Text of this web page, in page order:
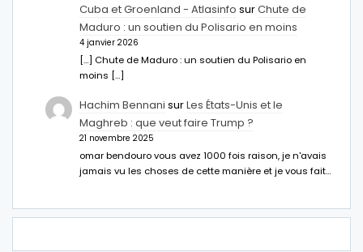
Cuba et Groenland - Atlasinfo surChute de
Maduro : un soutien du Polisario en moins
4 janvier 2026
[…] Chute de Maduro : un soutien du Polisario en
moins […]
Hachim Bennani surLes États-Unis et le
Maghreb : que veut faire Trump ?
21 novembre 2025
omar bendouro vous avez 1000 fois raison, je n'avais
jamais vu les choses de cette manière et je vous fait…